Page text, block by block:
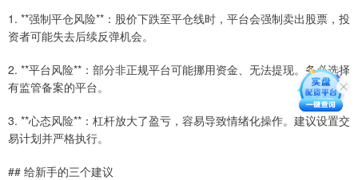
1. **强制平仓风险**：股价下跌至平仓线时，平台会强制卖出股票，投
资者可能失去后续反弹机会。
2. **平台风险**：部分非正规平台可能挪用资金、无法提现。务必选择
有监管备案的平台。
3. **心态风险**：杠杆放大了盈亏，容易导致情绪化操作。建议设置交
易计划并严格执行。
## 给新手的三个建议